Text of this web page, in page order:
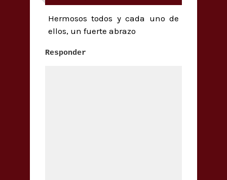
Hermosos todos y cada uno de
ellos, un fuerte abrazo
Responder